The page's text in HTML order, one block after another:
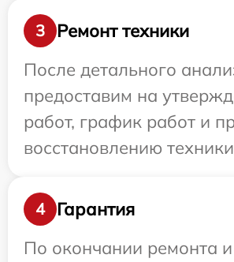
3
Ремонт техники
После детального
предоставим на
работ, график работ и
восстановлению
4
Гарантия
По окончании ремонта и